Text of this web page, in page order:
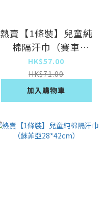
熱賣【1條裝】兒童純
棉隔汗巾（賽車
28*42cm）
HK$57.00
HK$71.00
加入購物車